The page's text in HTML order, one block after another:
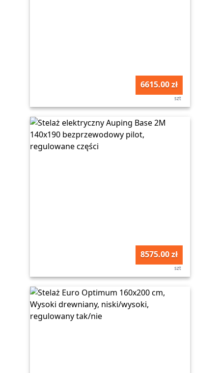
6615.00 zł
szt
8575.00 zł
szt